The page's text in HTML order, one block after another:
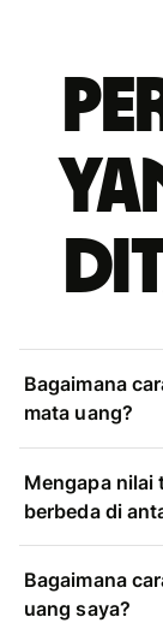
Bagaimana
mata uang?
Mengapa nilai
berbeda di
Bagaimana
uang saya?